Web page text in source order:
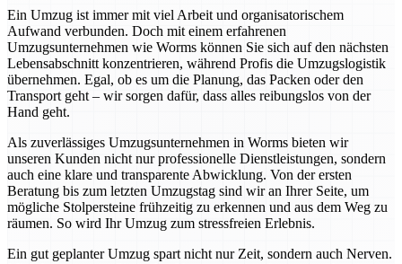
Ein Umzug ist immer mit viel Arbeit und organisatorischem
Aufwand verbunden. Doch mit einem erfahrenen
Umzugsunternehmen wie Worms können Sie sich auf den nächsten
Lebensabschnitt konzentrieren, während Profis die Umzugslogistik
übernehmen. Egal, ob es um die Planung, das Packen oder den
Transport geht – wir sorgen dafür, dass alles reibungslos von der
Hand geht.
Als zuverlässiges Umzugsunternehmen in Worms bieten wir
unseren Kunden nicht nur professionelle Dienstleistungen, sondern
auch eine klare und transparente Abwicklung. Von der ersten
Beratung bis zum letzten Umzugstag sind wir an Ihrer Seite, um
mögliche Stolpersteine frühzeitig zu erkennen und aus dem Weg zu
räumen. So wird Ihr Umzug zum stressfreien Erlebnis.
Ein gut geplanter Umzug spart nicht nur Zeit, sondern auch Nerven.